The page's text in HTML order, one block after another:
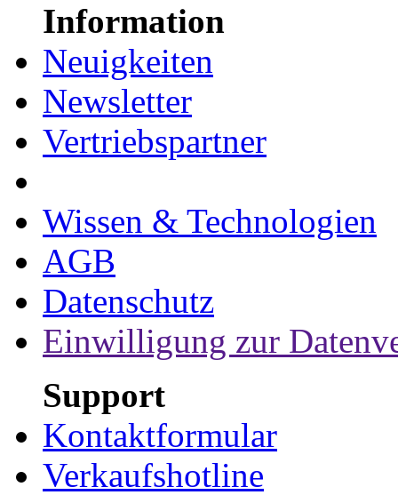
Information
Neuigkeiten
Newsletter
Vertriebspartner
Wissen & Technologien
AGB
Datenschutz
Einwilligung zur
Support
Kontaktformular
Verkaufshotline